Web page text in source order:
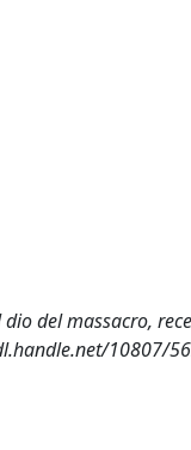
dio del massacro,
10807/